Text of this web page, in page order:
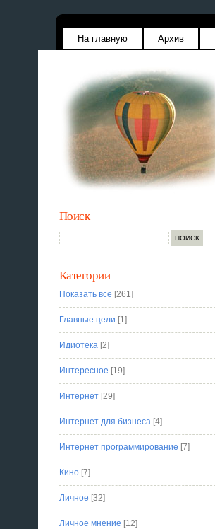
На главную Архив
Поиск
Категории
Показать все [261]
Главные цели [1]
Идиотека[2]
Интересное [19]
Интернет[29]
Интернет для бизнеса[4]
Интернет программирование [7]
Кино[7]
Личное [32]
Личное мнение [12]